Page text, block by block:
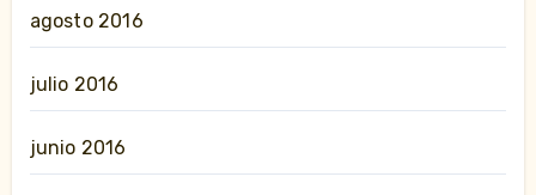
agosto 2016
julio 2016
junio 2016